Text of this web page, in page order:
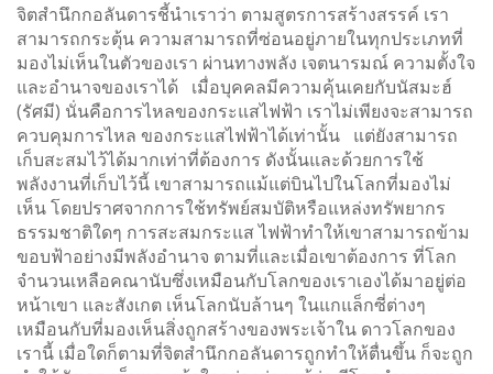
จิตสำนึกกอลันดารชี้นำเราว่า ตามสูตรการสร้างสรรค์ เรา
สามารถกระตุ้น ความสามารถที่ซ่อนอยู่ภายในทุกประเภทที่
มองไม่เห็นในตัวของเรา ผ่านทางพลัง เจตนารมณ์ ความตั้งใจ
และอำนาจของเราได้ เมื่อบุคคลมีความคุ้นเคยกับนัสมะฮ์
(รัศมี) นั่นคือการไหลของกระแสไฟฟ้า เราไม่เพียงจะสามารถ
ควบคุมการไหล ของกระแสไฟฟ้าได้เท่านั้น แต่ยังสามารถ
เก็บสะสมไว้ได้มากเท่าที่ต้องการ ดังนั้นและด้วยการใช้
พลังงานที่เก็บไว้นี้ เขาสามารถแม้แต่บินไปในโลกที่มองไม่
เห็น โดยปราศจากการใช้ทรัพย์สมบัติหรือแหล่งทรัพยากร
ธรรมชาติใดๆ การสะสมกระแส ไฟฟ้าทำให้เขาสามารถข้าม
ขอบฟ้าอย่างมีพลังอำนาจ ตามที่และเมื่อเขาต้องการ ที่โลก
จำนวนเหลือคณานับซึ่งเหมือนกับโลกของเราเองได้มาอยู่ต่อ
หน้าเขา และสังเกต เห็นโลกนับล้านๆ ในแกแล็กซี่ต่างๆ
เหมือนกับที่มองเห็นสิ่งถูกสร้างของพระเจ้าใน ดาวโลกของ
เรานี้ เมื่อใดก็ตามที่จิตสำนึกกอลันดารถูกทำให้ตื่นขึ้น ก็จะถูก